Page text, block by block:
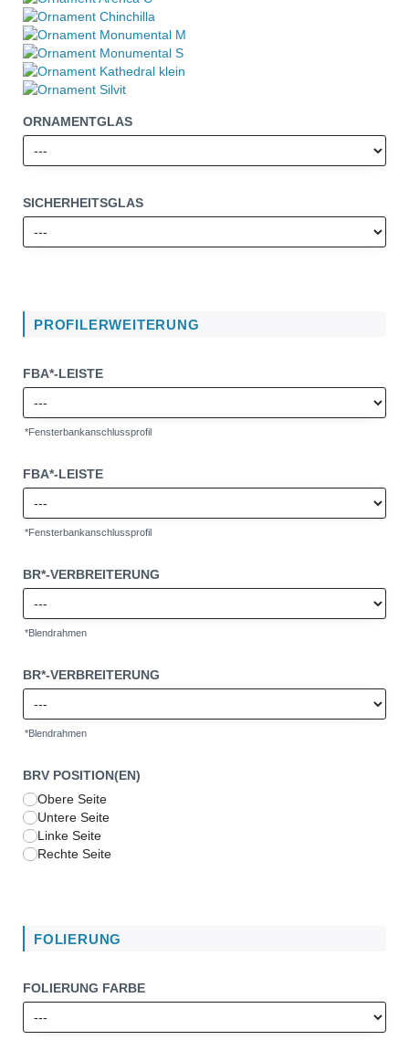
ORNAMENTGLAS
SICHERHEITSGLAS
PROFILERWEITERUNG
FBA*-LEISTE
*Fensterbankanschlussprofil
FBA*-LEISTE
*Fensterbankanschlussprofil
BR*-VERBREITERUNG
*Blendrahmen
BR*-VERBREITERUNG
*Blendrahmen
BRV POSITION(EN)
Obere Seite
Untere Seite
Linke Seite
Rechte Seite
FOLIERUNG
FOLIERUNG FARBE